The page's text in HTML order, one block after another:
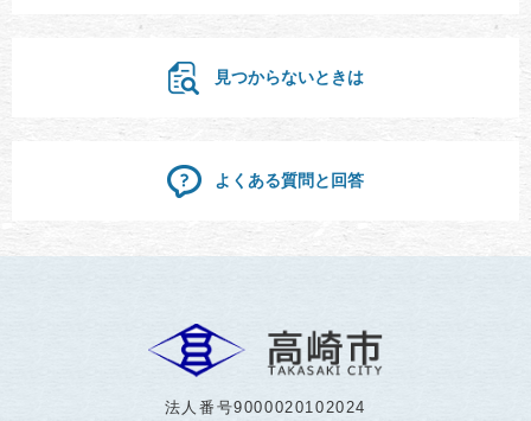
見つからないときは
よくある質問と回答
法人番号9000020102024